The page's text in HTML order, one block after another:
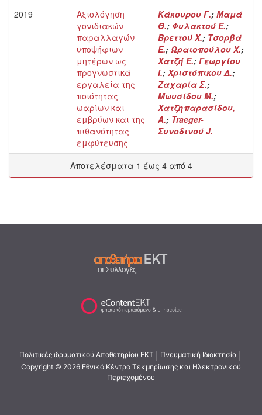
2019
Αξιολόγηση
γονιδιακών
παραλλαγών
υποψήφιων
μητέρων ως
προγνωστικά
εργαλεία της
ποιότητας
ωαρίων και
εμβρύων και της
πιθανότητας
εμφύτευσης
Κάκουρου Γ.; Μαμά
Θ.; Φυλακτού Ε.;
Βρεττού Χ.; Τσορβά
Ε.; Ωραιοπούλου Χ.;
Χατζή Ε.; Γεωργίου
Ι.; Χριστόπικου Δ.;
Ζαχαρία Σ.;
Μωυσίδου Μ.;
Χατζηπαρασίδου,
Α.; Traeger-
Συνοδινού J.
Αποτελέσματα 1 έως 4 από 4